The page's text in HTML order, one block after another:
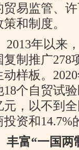
贸易监管、
策和制度。
2013年以来
复制推广278
动样板。 2020
18个自贸试
元，以不到
投资和14.7%
丰富“一国两